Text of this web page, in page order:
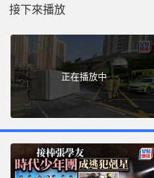
接下來播放
正在播放中